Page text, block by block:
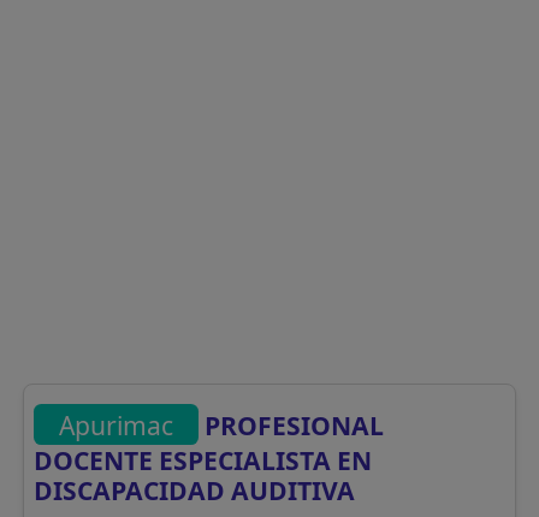
Apurimac
PROFESIONAL
DOCENTE ESPECIALISTA EN
DISCAPACIDAD AUDITIVA